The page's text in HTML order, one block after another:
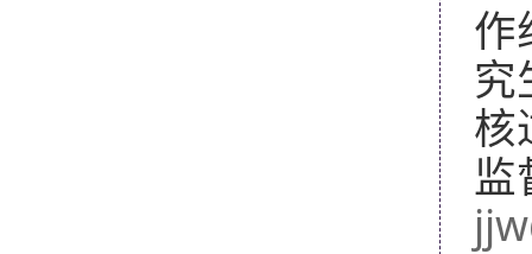
作
究
核
监